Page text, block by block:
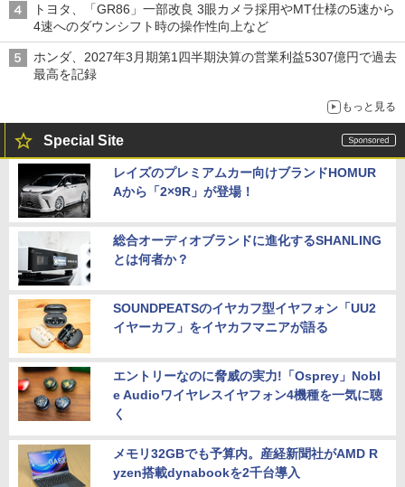
トヨタ、「GR86」一部改良 3眼カメラ採用やMT仕様の5速から
4速へのダウンシフト時の操作性向上など
ホンダ、2027年3月期第1四半期決算の営業利益5307億円で過去
最高を記録
もっと見る
Special Site
レイズのプレミアムカー向けブランドHOMUR
Aから「2×9R」が登場！
総合オーディオブランドに進化するSHANLING
とは何者か？
SOUNDPEATSのイヤカフ型イヤフォン「UU2
イヤーカフ」をイヤカフマニアが語る
エントリーなのに脅威の実力!「Osprey」Nobl
e Audioワイヤレスイヤフォン4機種を一気に聴
く
メモリ32GBでも予算内。産経新聞社がAMD R
yzen搭載dynabookを2千台導入